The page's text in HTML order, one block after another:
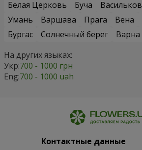
Белая Церковь
Буча Васильков
Умань
Варшава Прага Вена
Бургас
Солнечный берег Варна
На других языках:
Укр:700 - 1000 грн
Eng:700 - 1000 uah
Контактные данные